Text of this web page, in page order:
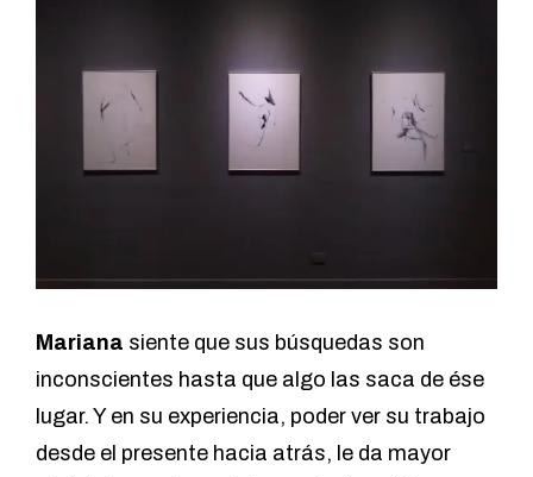
Mariana siente que sus búsquedas son
inconscientes hasta que algo las saca de ése
lugar. Y en su experiencia, poder ver su trabajo
desde el presente hacia atrás, le da mayor